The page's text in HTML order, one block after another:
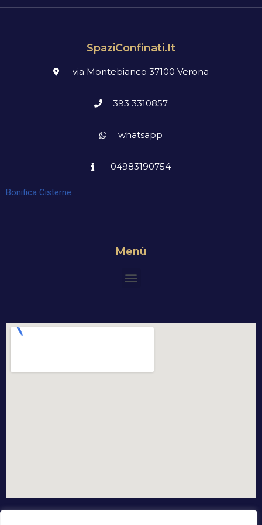
SpaziConfinati.it
via Montebianco 37100 Verona
393 3310857
whatsapp
04983190754
Bonifica Cisterne
Menù